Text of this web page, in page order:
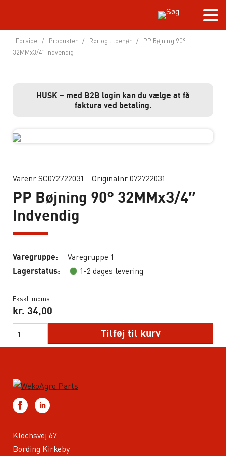
Forside / Produkter / Rør og tilbehør / PP Bøjning 90°
32MMx3/4″ Indvendig
HUSK – med B2B login kan du vælge at få
faktura ved betaling.
Varenr SC072722031 Originalnr 072722031
PP Bøjning 90° 32MMx3/4″
Indvendig
Varegruppe: Varegruppe 1
Lagerstatus: 1-2 dages levering
Ekskl. moms
kr. 34,00
Tilføj til kurv
Klochsvej 67
Bording Kirkeby